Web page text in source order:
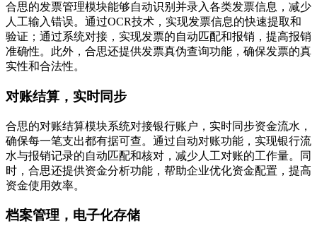
合思的发票管理模块能够自动识别并录入各类发票信息，减少
人工输入错误。通过OCR技术，实现发票信息的快速提取和
验证；通过系统对接，实现发票的自动匹配和报销，提高报销
准确性。此外，合思还提供发票真伪查询功能，确保发票的真
实性和合法性。
对账结算，实时同步
合思的对账结算模块系统对接银行账户，实时同步资金流水，
确保每一笔支出都有据可查。通过自动对账功能，实现银行流
水与报销记录的自动匹配和核对，减少人工对账的工作量。同
时，合思还提供资金分析功能，帮助企业优化资金配置，提高
资金使用效率。
档案管理，电子化存储